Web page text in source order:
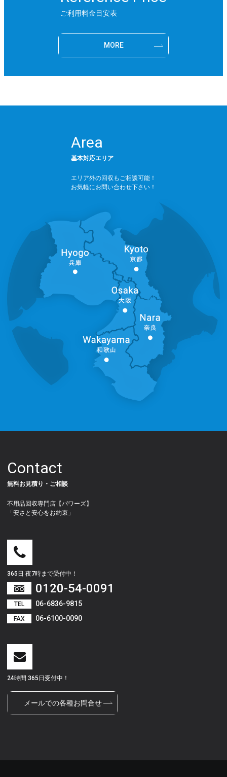
ご利用料金目安表
MORE
Area
基本対応エリア
エリア外の回収もご相談可能！
お気軽にお問い合わせ下さい！
Contact
無料お見積り・ご相談
不用品回収専門店【パワーズ】
「安さと安心をお約束」
365日 夜7時まで受付中！
0120-54-0091
TEL 06-6836-9815
FAX 06-6100-0090
24時間 365日受付中！
メールでの各種お問合せ